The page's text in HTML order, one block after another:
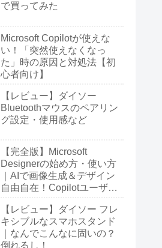
で買ってみた
Microsoft Copilotが使えな
い！「突然使えなくなっ
た」時の原因と対処法【初
心者向け】
【レビュー】ダイソー
Bluetoothマウスのペアリン
グ設定・使用感など
【完全版】Microsoft
Designerの始め方・使い方
｜AIで画像生成＆デザイン
自由自在！Copilotユーザー
【レビュー】ダイソー フレ
キシブルなスマホスタンド
｜なんでこんなに固いの？
倒れるし！